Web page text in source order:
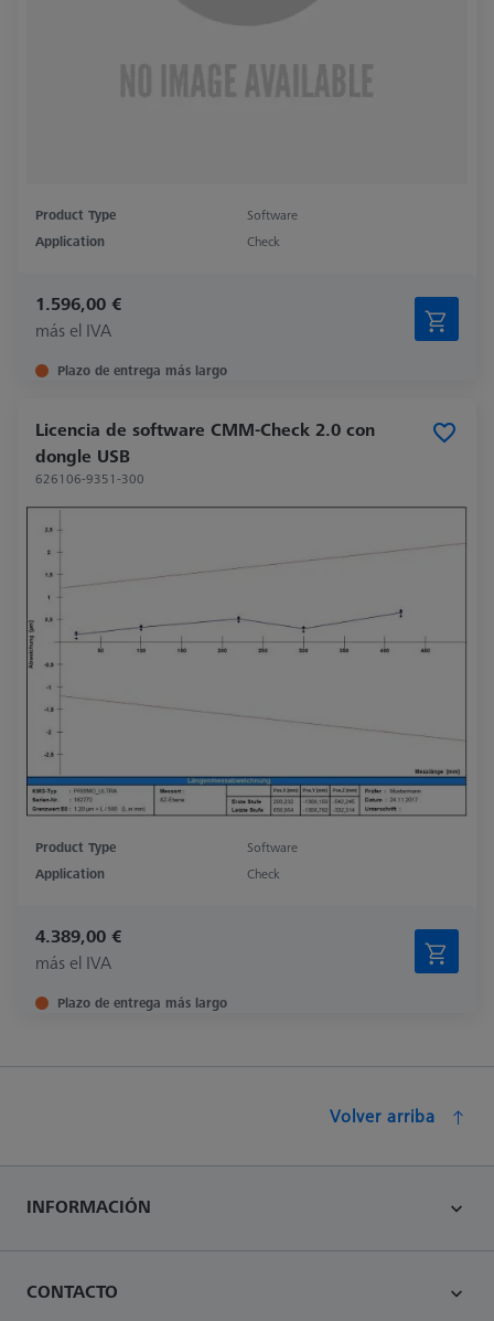
Product Type
Software
Application
Check
1.596,00 €
más el IVA
Plazo de entrega más largo
Licencia de software CMM-Check 2.0 con
dongle USB
626106-9351-300
Product Type
Software
Application
Check
4.389,00 €
más el IVA
Plazo de entrega más largo
Volver arriba
INFORMACIÓN
CONTACTO